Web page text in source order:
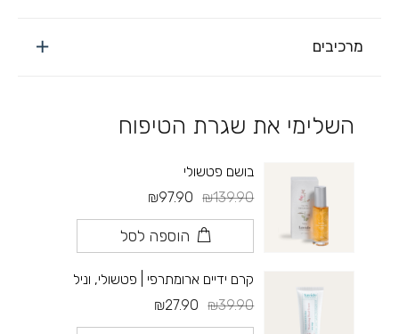
מרכיבים
השלימי את שגרת הטיפוח
בושם פטשולי
₪139.90
₪97.90
הוספה לסל
קרם ידיים ארומתרפי | פטשולי, וניל
₪39.90
₪27.90